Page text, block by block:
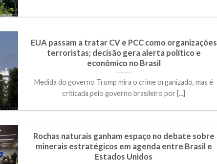
EUA passam a tratar CV e PCC como organizações
terroristas; decisão gera alerta político e
econômico no Brasil
Medida do governo Trump mira o crime organizado, mas é
criticada pelo governo brasileiro por [...]
Rochas naturais ganham espaço no debate sobre
minerais estratégicos em agenda entre Brasil e
Estados Unidos